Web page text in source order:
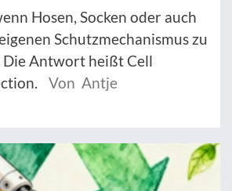
Hosen, Socken oder auch
Schutzmechanismus zu
Die Antwort heißt Cell
Von Antje